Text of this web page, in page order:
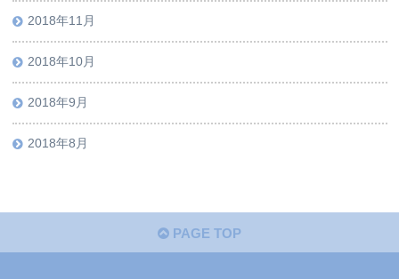
2018年11月
2018年10月
2018年9月
2018年8月
PAGE TOP